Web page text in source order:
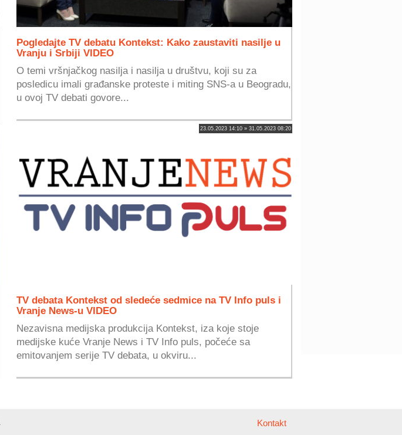
Pogledajte TV debatu Kontekst: Kako zaustaviti nasilje u
Vranju i Srbiji VIDEO
O temi vršnjačkog nasilja i nasilja u društvu, koji su za
posledicu imali građanske proteste i miting SNS-a u Beogradu,
u ovoj TV debati govore...
23.05.2023 14:10 » 31.05.2023 08:20
TV debata Kontekst od sledeće sedmice na TV Info puls i
Vranje News-u VIDEO
Nezavisna medijska produkcija Kontekst, iza koje stoje
medijske kuće Vranje News i TV Info puls, počeće sa
emitovanjem serije TV debata, u okviru...
Kontakt